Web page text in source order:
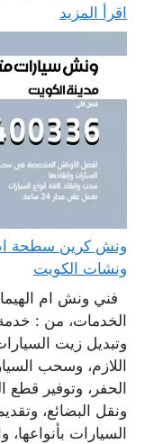
اقرأ المزيد
ونشات الكويت
فني ونش ام
الخدمات، من : خدمة
وتبديل زيت
اللازم، وسحب
الحفر، وتوفير قطع
ونقل البضائع،
السيارات